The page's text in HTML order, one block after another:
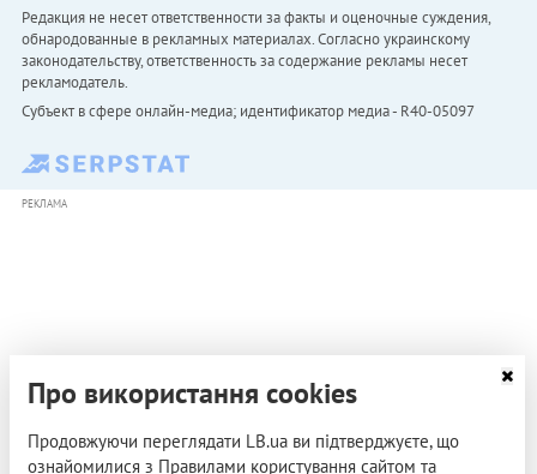
Редакция не несет ответственности за факты и оценочные суждения,
обнародованные в рекламных материалах. Согласно украинскому
законодательству, ответственность за содержание рекламы несет
рекламодатель.
Субъект в сфере онлайн-медиа; идентификатор медиа - R40-05097
РЕКЛАМА
Про використання cookies
Продовжуючи переглядати LB.ua ви підтверджуєте, що
ознайомилися з Правилами користування сайтом та